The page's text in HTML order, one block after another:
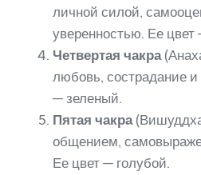
личной силой,
уверенностью. Ее
Четвертая чакра
любовь, сострадание
— зеленый.
Пятая чакра
общением,
Ее цвет — голубой.